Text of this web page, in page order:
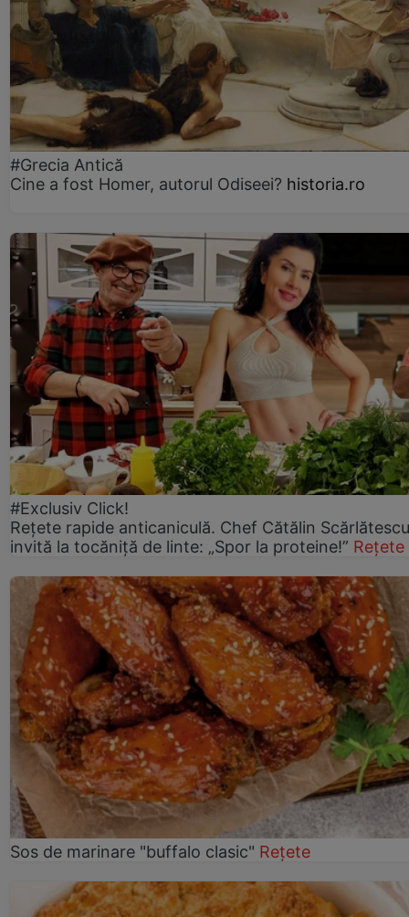
#Grecia Antică
Cine a fost Homer, autorul Odiseei? historia.ro
#Exclusiv Click!
Rețete rapide anticaniculă. Chef Cătălin
invită la tocăniță de linte: „Spor la proteine!” Rețete
Sos de marinare "buffalo clasic" Rețete